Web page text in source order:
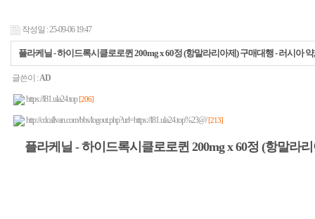
작성일 : 25-09-06 19:47
플라케닐 - 하이드록시클로로퀸 200mg x 60정 (항말라리아제) 구매대행 - 러시아
글쓴이 :AD
https://l81.ula24.top[206]
http://cdcallvan.com/bbs/logout.php?url=https://l81.ula24.top%23@/[213]
플라케닐 - 하이드록시클로로퀸 200mg x 60정 (항말라